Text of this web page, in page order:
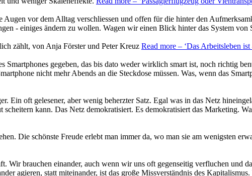
vor dem Alltag verschliessen und offen für die hinter den
- einiges ändern zu wollen. Wagen wir einen Blick hinter das System von
zählt, von Anja Förster und Peter Kreuz Read more – ‘Das Arbeitsleben ist
Smartphones gegeben, das bis dato weder wirklich smart ist, noch richtig
nicht mehr Abends an die Steckdose müssen. Was, wenn das
Ein oft gelesener, aber wenig beherzter Satz. Egal was in das Netz
scheitern kann. Das Netz demokratisiert. Es demokratisiert das Marketing.
Die schönste Freude erlebt man immer da, wo man sie am wenigsten
Wir brauchen einander, auch wenn wir uns oft gegenseitig verfluchen und
agieren, statt miteinander, ist das große Missverständnis des